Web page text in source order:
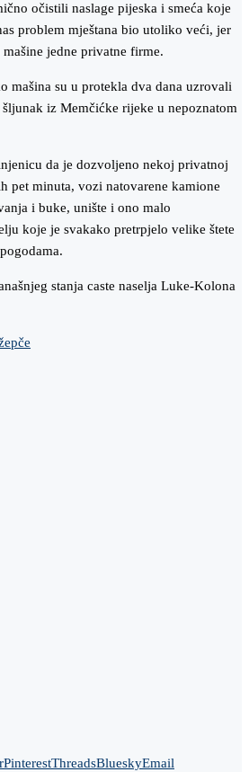
očistili naslage pijeska i smeća koje
problem mještana bio utoliko veći, jer
jedne privatne firme.
mašina su u protekla dva dana uzrovali
iz Memčićke rijeke u nepoznatom
da je dozvoljeno nekoj privatnoj
pet minuta, vozi natovarene kamione
i buke, unište i ono malo
koje je svakako pretrpjelo velike štete
stanja caste naselja Luke-Kolona
PinterestThreadsBlueskyEmail